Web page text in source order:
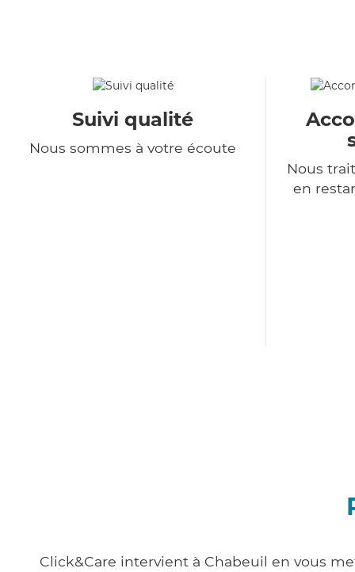
Suivi qualité
Nous sommes à votre écoute
Nous
en
Click&Care intervient à Chabeuil en vous